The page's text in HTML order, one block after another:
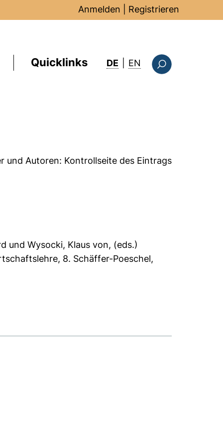
Anmelden Registrieren
Quicklinks DE EN : this page in
und Autoren: Kontrollseite des Eintrags
undWysocki, Klaus von, (eds.)
8. Schäffer-Poeschel,